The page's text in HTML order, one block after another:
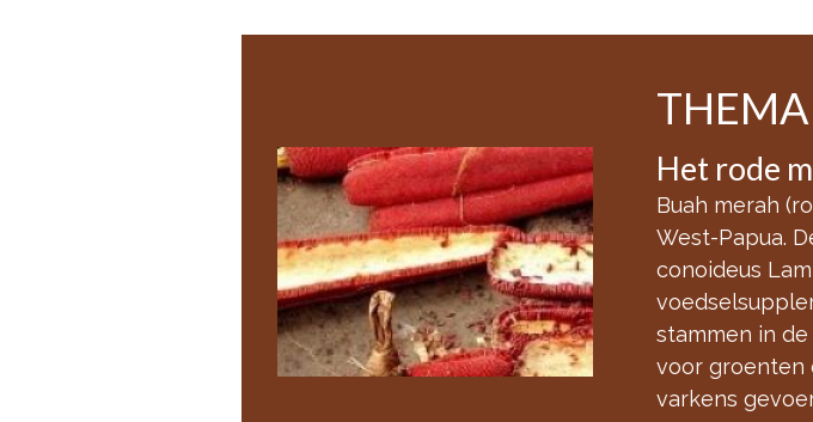
THEMA
Het rode
Buah merah
West-Papua.
conoideus
stammen in
voor groenten
varkens